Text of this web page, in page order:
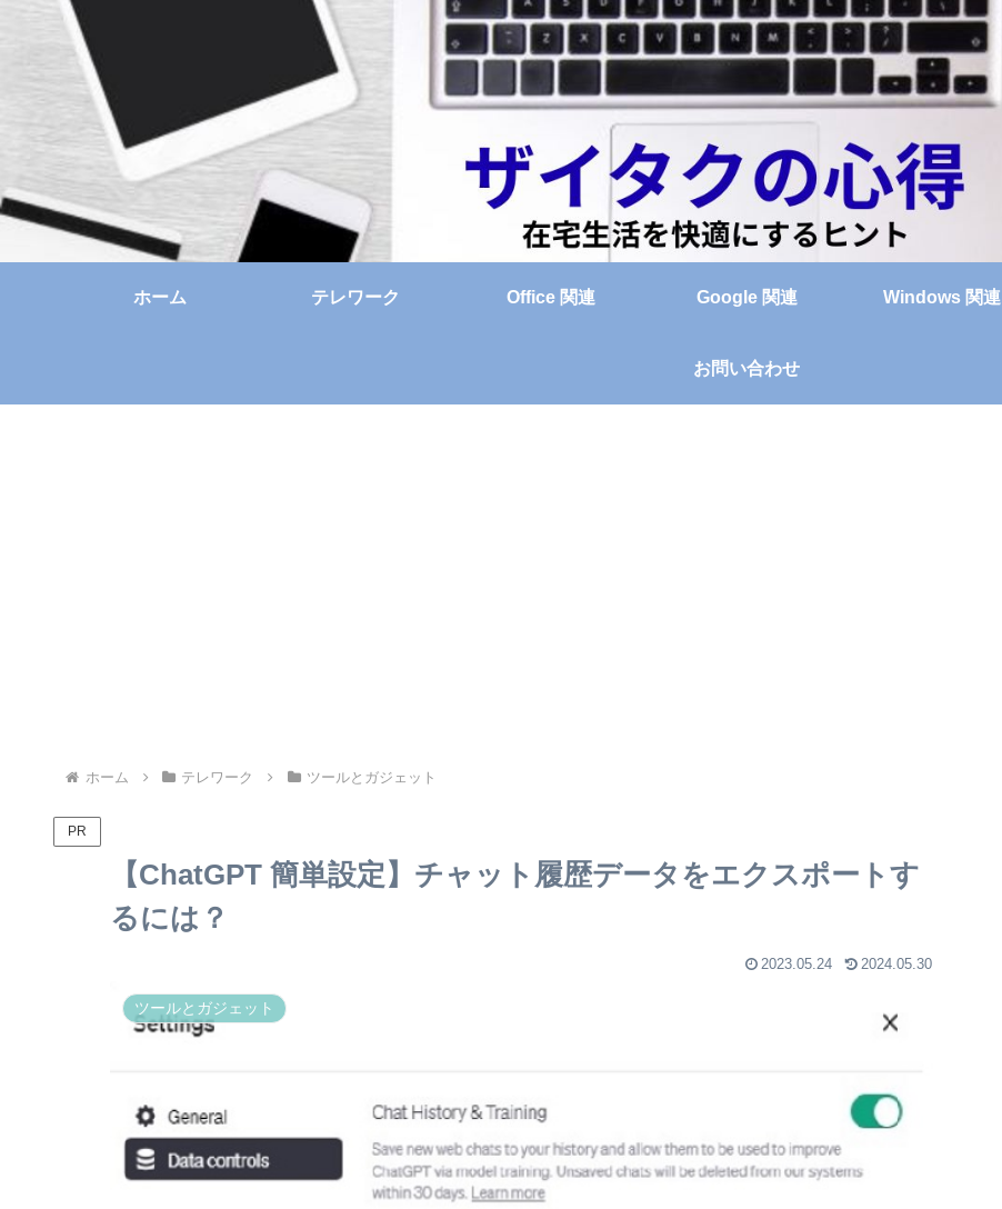
ホーム テレワーク Office 関連 Google 関連 Windows 関連
お問い合わせ
ホーム テレワーク ツールとガジェット
PR
【ChatGPT 簡単設定】チャット履歴データをエクスポートす
るには？
2023.05.24 2024.05.30
ツールとガジェット